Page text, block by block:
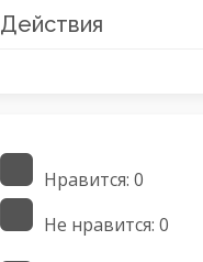
Действия
Нравится: 0
Не нравится: 0